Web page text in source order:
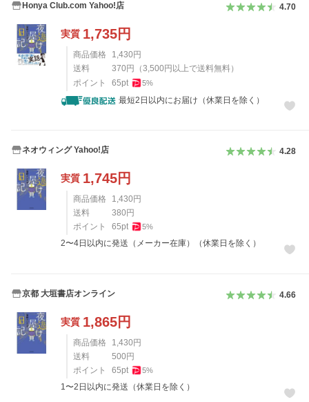
Honya Club.com Yahoo!店 4.70
実質 1,735円
商品価格 1,430 円
送料
370 円 （3,500 円以上で送料無料）
ポイント
65pt 5%
最短2日以内にお届け（休業日を除く）
ネオウィング Yahoo!店 4.28
実質 1,745円
商品価格 1,430 円
送料
380 円
ポイント
65pt 5%
2〜4日以内に発送（メーカー在庫）（休業日を除く）
京都 大垣書店オンライン 4.66
実質 1,865円
商品価格 1,430 円
送料
500 円
ポイント
65pt 5%
1〜2日以内に発送（休業日を除く）